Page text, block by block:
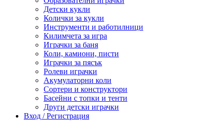
Детски кукли
Колички за кукли
Инструменти и работилници
Килимчета за игра
Играчки за баня
Коли, камиони, писти
Играчки за пясък
Ролеви играчки
Акумулаторни коли
Сортери и конструктори
Басейни с топки и тенти
Други детски играчки
Вход / Регистрация